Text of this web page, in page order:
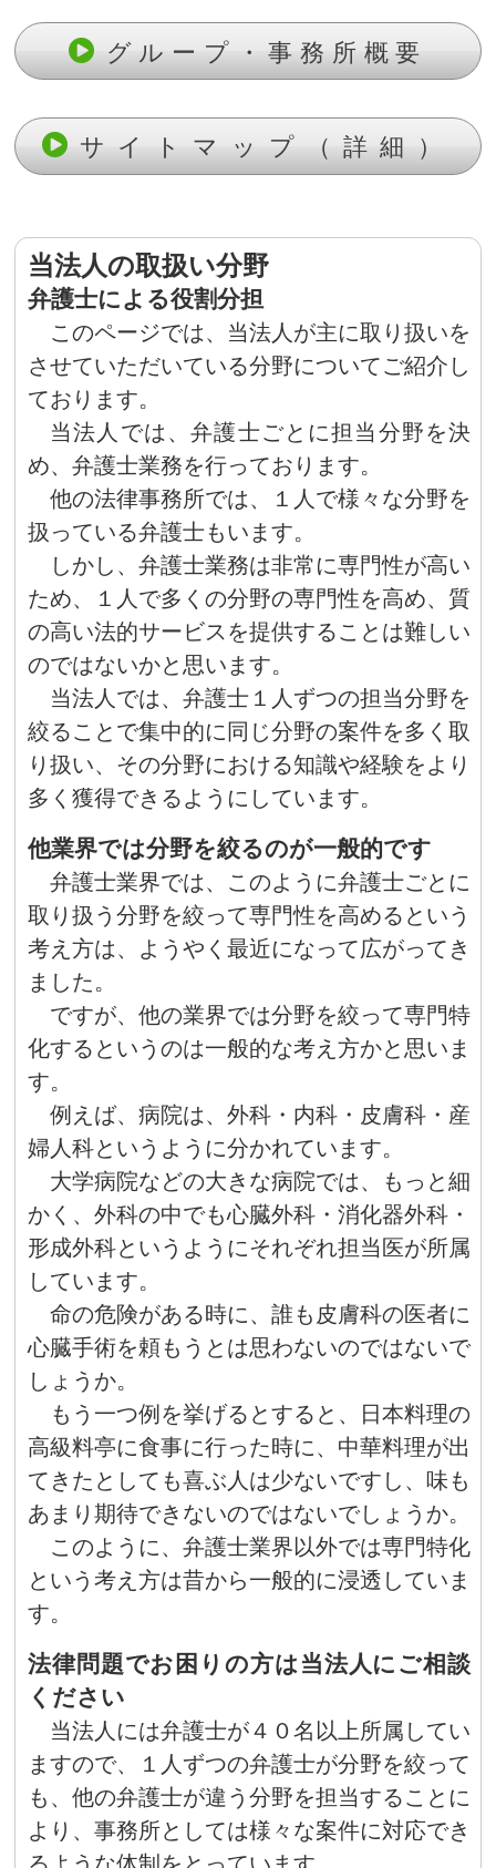
グループ・事務所概要
サイトマップ（詳細）
当法人の取扱い分野
弁護士による役割分担
このページでは、当法人が主に取り扱いを
させていただいている分野についてご紹介し
ております。
当法人では、弁護士ごとに担当分野を決
め、弁護士業務を行っております。
他の法律事務所では、１人で様々な分野を
扱っている弁護士もいます。
しかし、弁護士業務は非常に専門性が高い
ため、１人で多くの分野の専門性を高め、質
の高い法的サービスを提供することは難しい
のではないかと思います。
当法人では、弁護士１人ずつの担当分野を
絞ることで集中的に同じ分野の案件を多く取
り扱い、その分野における知識や経験をより
多く獲得できるようにしています。
他業界では分野を絞るのが一般的です
弁護士業界では、このように弁護士ごとに
取り扱う分野を絞って専門性を高めるという
考え方は、ようやく最近になって広がってき
ました。
ですが、他の業界では分野を絞って専門特
化するというのは一般的な考え方かと思いま
す。
例えば、病院は、外科・内科・皮膚科・産
婦人科というように分かれています。
大学病院などの大きな病院では、もっと細
かく、外科の中でも心臓外科・消化器外科・
形成外科というようにそれぞれ担当医が所属
しています。
命の危険がある時に、誰も皮膚科の医者に
心臓手術を頼もうとは思わないのではないで
しょうか。
もう一つ例を挙げるとすると、日本料理の
高級料亭に食事に行った時に、中華料理が出
てきたとしても喜ぶ人は少ないですし、味も
あまり期待できないのではないでしょうか。
このように、弁護士業界以外では専門特化
という考え方は昔から一般的に浸透していま
す。
法律問題でお困りの方は当法人にご相談
ください
当法人には弁護士が４０名以上所属してい
ますので、１人ずつの弁護士が分野を絞って
も、他の弁護士が違う分野を担当することに
より、事務所としては様々な案件に対応でき